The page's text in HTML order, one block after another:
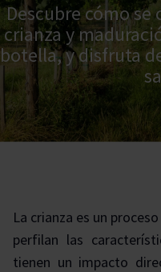
Descubre cómo se
crianza y
botella, y disfruta
La crianza es un
perfilan las
tienen un impacto